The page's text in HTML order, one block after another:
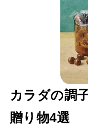
カラダの調
贈り物4選